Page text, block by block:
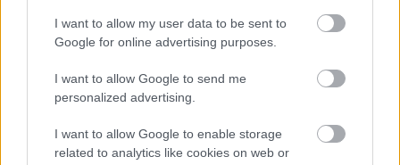
I want to allow my user data to be sent to
Google for online advertising purposes.
I want to allow Google to send me
personalized advertising.
I want to allow Google to enable storage
related to analytics like cookies on web or
iskolát.
pontosan strukturált társulatba az egyetem után,
ahol egy-egy előadás létrehozásában mindenki
néztem, minek ül annyi ember a rendező mellett, nem
értettem, miért súg a súgó, amikor én tudom a